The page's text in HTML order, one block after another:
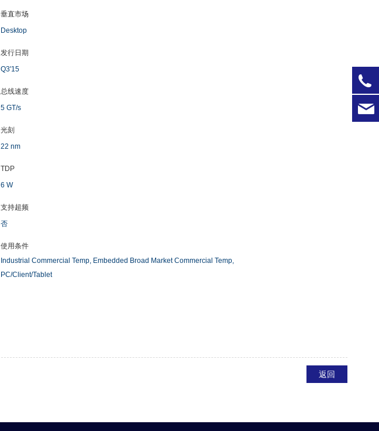
垂直市场
Desktop
发行日期
Q3'15
总线速度
5 GT/s
光刻
22 nm
TDP
6 W
支持超频
否
使用条件
Industrial Commercial Temp, Embedded Broad Market Commercial Temp,
PC/Client/Tablet
返回